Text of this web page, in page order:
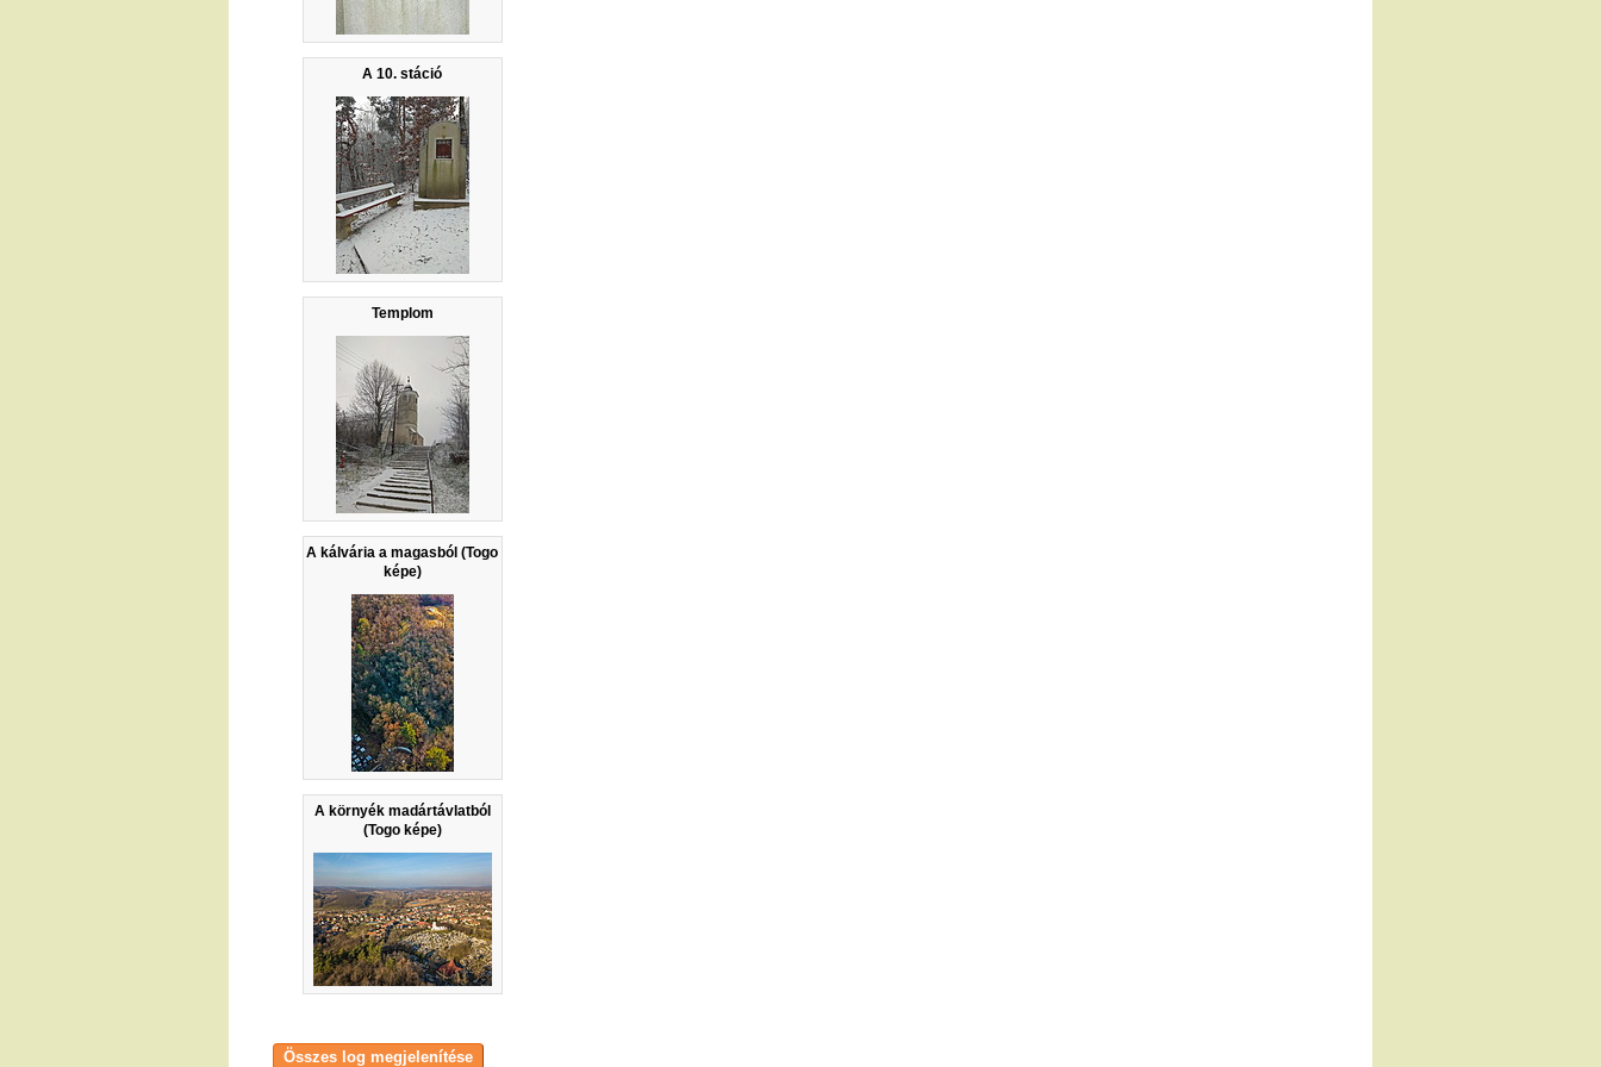
A 10. stáció
Templom
A kálvária a magasból (Togo
képe)
A környék madártávlatból
(Togo képe)